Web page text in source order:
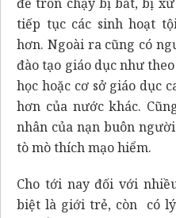
tiếp tục các sinh hoạt
hơn. Ngoài ra cũng có
đào tạo giáo dục như
học hoặc cơ sở giáo dục
hơn của nước khác.
nhân của nạn buôn
tò mò thích mạo hiểm.
Cho tới nay đối với
biệt là giới trẻ, còn có